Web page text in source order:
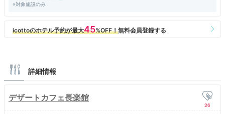
※対象施設のみ
詳細情報
デザートカフェ長楽館
26